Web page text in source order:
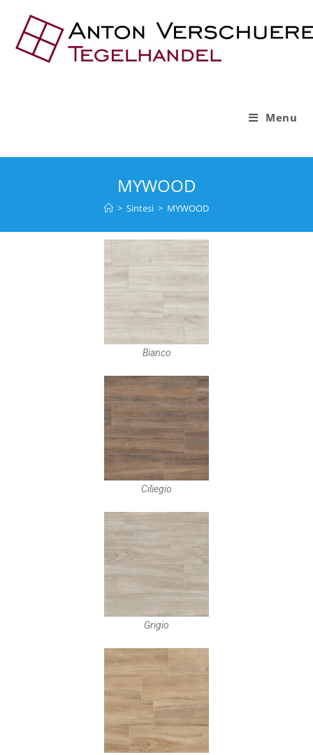
Menu
MYWOOD
> Sintesi > MYWOOD
Bianco
Ciliegio
Grigio